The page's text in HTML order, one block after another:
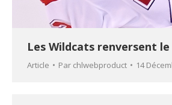
Les Wildcats renversent
Article Par chlwebproduct 14